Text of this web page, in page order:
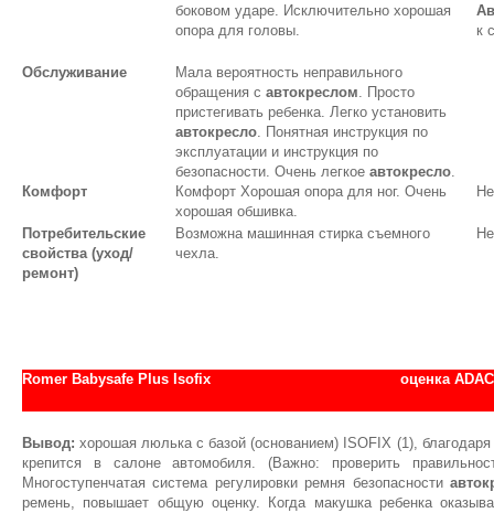
боковом ударе. Исключительно хорошая
опора для головы.
к
Обслуживание
Мала вероятность неправильного
обращения с автокреслом. Просто
пристегивать ребенка. Легко установить
автокресло. Понятная инструкция по
эксплуатации и инструкция по
безопасности. Очень легкое автокресло.
Комфорт
Комфорт Хорошая опора для ног. Очень
хорошая обшивка.
Потребительские
свойства (уход/
ремонт)
Возможна машинная стирка съемного
чехла.
Romer Babysafe Plus Isofix оценка
Вывод: хорошая люлька с базой (основанием) ISOFIX (1),
крепится в салоне автомобиля. (Важно: проверить
Многоступенчатая система регулировки ремня безопасности
ремень, повышает общую оценку. Когда макушка ребенка